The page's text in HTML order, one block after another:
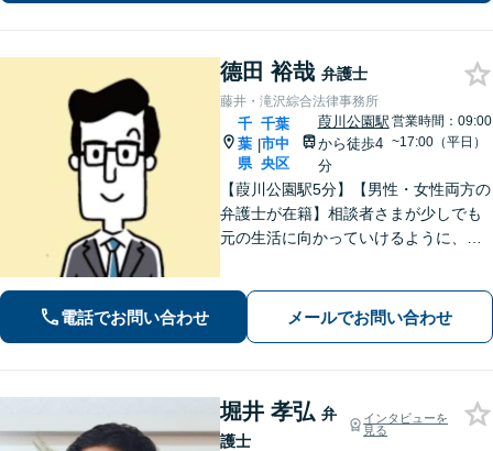
德田 裕哉 弁護士
藤井・滝沢綜合法律事務所
千
葉
県
|
千葉
市中
央区
葭川公園駅
から徒歩4
分
営業時間：09:00
~17:00（平日）
【葭川公園駅5分】【男性・女性両方の
弁護士が在籍】相談者さまが少しでも
元の生活に向かっていけるように、最
で休日・夜間面談可】【完全個室】
電話でお問い合わせ メールでお問い合わせ
堀井 孝弘 弁
護士
インタビューを
見る